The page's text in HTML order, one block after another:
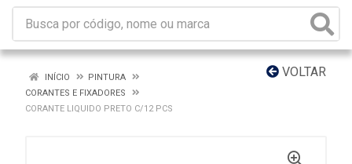
VOLTAR
INÍCIO
PINTURA
CORANTES E FIXADORES
CORANTE LIQUIDO PRETO C/12 PCS